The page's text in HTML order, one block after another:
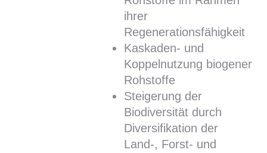
ihrer
Regenerationsfähigkeit
Kaskaden- und
Koppelnutzung biogener
Rohstoffe
Steigerung der
Biodiversität durch
Diversifikation der
Land-, Forst- und